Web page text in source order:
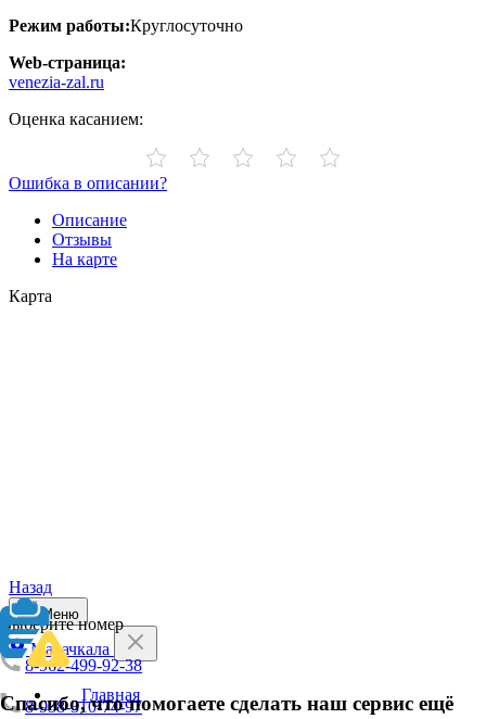
Режим работы:Круглосуточно
Web-страница:
venezia-zal.ru
Оценка касанием:
Ошибка в описании?
Описание
Отзывы
На карте
Карта
Назад
Выберите номер
8-962-499-92-38
8-938-310-74-97
Спасибо, что помогаете сделать наш сервис ещё
Меню
Махачкала
Главная